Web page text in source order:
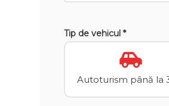
Tip de vehicul *
Autoturism până la